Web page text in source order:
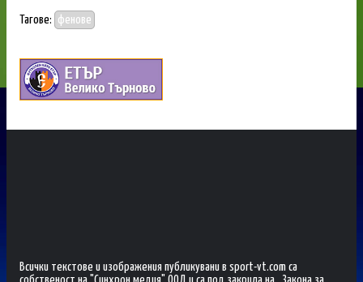
Тагове: фенове
Всички текстове и изображения публикувани в sport-vt.com са
собственост на "Синхрон медия" ООД и са под закрила на „Закона за